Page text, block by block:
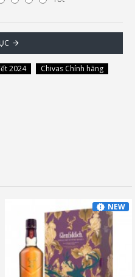
2024 Chivas Chính hãng
NEW